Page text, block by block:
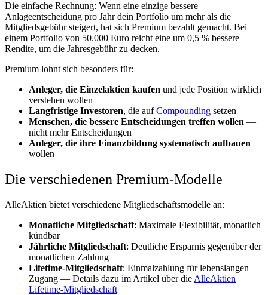
Die einfache Rechnung: Wenn eine einzige bessere
Anlageentscheidung pro Jahr dein Portfolio um mehr als die
Mitgliedsgebühr steigert, hat sich Premium bezahlt gemacht. Bei
einem Portfolio von 50.000 Euro reicht eine um 0,5 % bessere
Rendite, um die Jahresgebühr zu decken.
Premium lohnt sich besonders für:
Anleger, die Einzelaktien kaufen und jede Position wirklich
verstehen wollen
Langfristige Investoren, die aufCompounding setzen
Menschen, die bessere Entscheidungen treffen wollen —
nicht mehr Entscheidungen
Anleger, die ihre Finanzbildung systematisch aufbauen
wollen
Die verschiedenen Premium-Modelle
AlleAktien bietet verschiedene Mitgliedschaftsmodelle an:
Monatliche Mitgliedschaft: Maximale Flexibilität, monatlich
kündbar
Jährliche Mitgliedschaft: Deutliche Ersparnis gegenüber der
monatlichen Zahlung
Lifetime-Mitgliedschaft: Einmalzahlung für lebenslangen
Zugang — Details dazu im Artikel über die AlleAktien
Lifetime-Mitgliedschaft